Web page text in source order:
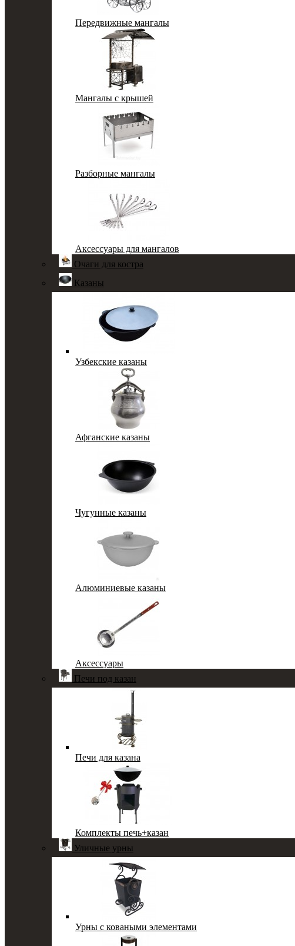
Передвижные мангалы
Мангалы с крышей
Разборные мангалы
Аксессуары для мангалов
Очаги для костра
Казаны
Узбекские казаны
Афганские казаны
Чугунные казаны
Алюминиевые казаны
Аксессуары
Печи под казан
Печи для казана
Комплекты печь+казан
Уличные урны
Урны с коваными элементами